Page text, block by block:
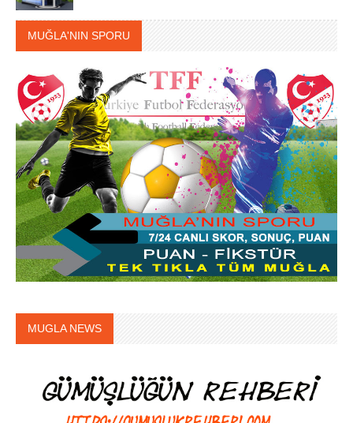
MUĞLA'NIN SPORU
MUGLA NEWS